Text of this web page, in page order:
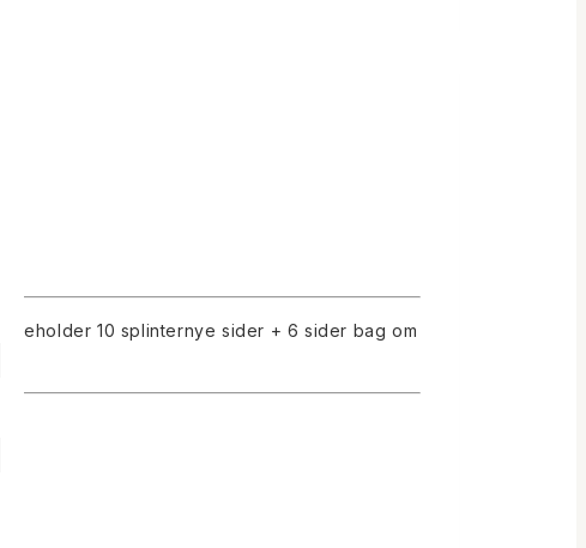
10 splinternye sider + 6 sider bag om